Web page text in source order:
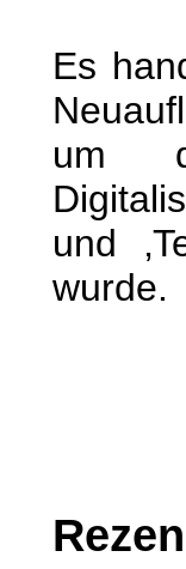
Es
um
und
wurde.